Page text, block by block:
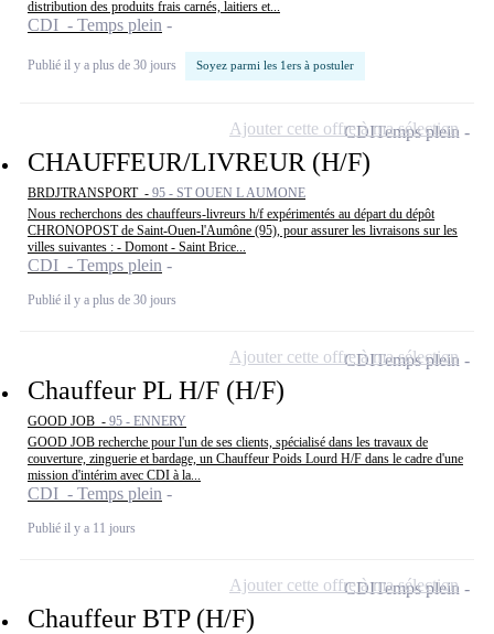
distribution des produits frais carnés, laitiers et...
CDI - Temps plein
Publié il y a plus de 30 jours Soyez parmi les 1ers à postuler
CHAUFFEUR/LIVREUR (H/F)
BRDJTRANSPORT - 95 - ST OUEN L AUMONE
Nous recherchons des chauffeurs-livreurs h/f expérimentés au départ du dépôt
CHRONOPOST de Saint-Ouen-l'Aumône (95), pour assurer les livraisons sur les
villes suivantes : - Domont - Saint Brice...
CDI - Temps plein
Publié il y a plus de 30 jours
CDITemps plein
Ajouter cette offre à ma sélection
Chauffeur PL H/F (H/F)
GOOD JOB - 95 - ENNERY
GOOD JOB recherche pour l'un de ses clients, spécialisé dans les travaux de
couverture, zinguerie et bardage, un Chauffeur Poids Lourd H/F dans le cadre d'une
mission d'intérim avec CDI à la...
CDI - Temps plein
Publié il y a 11 jours
CDITemps plein
Ajouter cette offre à ma sélection
Chauffeur BTP (H/F)
CDITemps plein
Ajouter cette offre à ma sélection